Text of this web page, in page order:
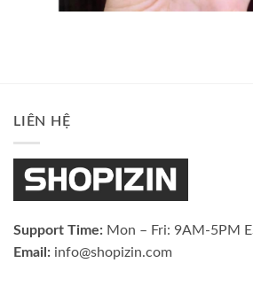
LIÊN HỆ
Support Time: Mon – Fri: 9AM-5PM
Email: info@shopizin.com